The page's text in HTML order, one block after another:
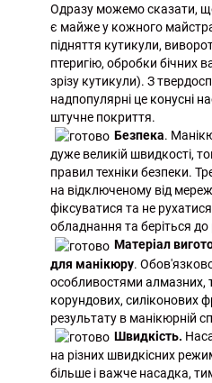
Одразу можемо сказати,
є майже у кожного
підняття кутикули,
птеригію, обробки бічних
зрізу кутикули). З
надпопулярні це конусні
штучне покриття.
Безпека.
дуже великій швидкості,
правил техніки безпеки.
на відключеному від
фіксуватися та не
обладнання та беріться до
Матеріал
для манікюру.
особливостями алмазних,
корундових, силіконових
результату в манікюрній
Швидкість.
на різних швидкісних
більше і важче насадка,